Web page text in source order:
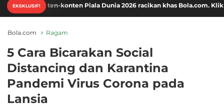
EKSKLUSIF!
konten Piala Dunia 2026 racikan khas Bola.com. Klik di sini!
Bola.com Ragam
5 Cara Bicarakan Social
Distancing dan Karantina
Pandemi Virus Corona pada
Lansia